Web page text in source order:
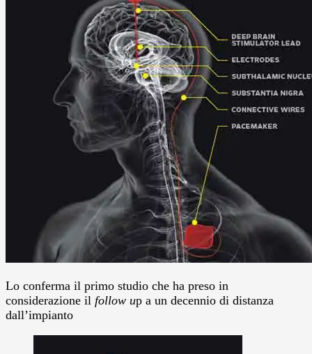
Lo conferma il primo studio che ha preso in
considerazione il follow up a un decennio di distanza
dall’impianto